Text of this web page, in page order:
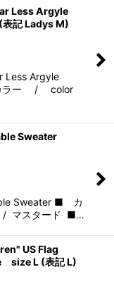
Less Argyle
記 Ladys M)
Less Argyle
カラー / color
Sweater
Sweater ■ カ
スタード ■…
US Flag
size L (表記 L)